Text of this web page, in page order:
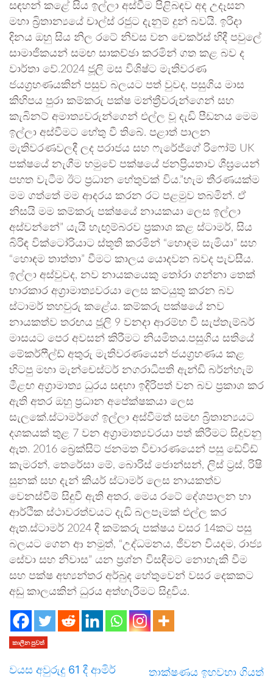
සඳහන් කළේ සිය ඉල්ලා අස්වීම පිළිබඳව අද උදෑසන
මහා බ්‍රිතාන්‍යයේ චාල්ස් රජුට දැනුම් දුන් බවයි. ඉරිදා
දිනය ඔහු සිය නිල රටේ නිවස වන චෙකර්ස් හිදී පවුලේ
සාමාජිකයන් සමඟ සාකච්ඡා කරමින් ගත කළ බව ද
වාර්තා වේ.2024 ජූලි මස විශිෂ්ට මැතිවරණ
ජයග්‍රහණයකින් පසුව බලයට පත් වුවද, පසුගිය මාස
කිහිපය පුරා කම්කරු පක්ෂ මන්ත්‍රීවරුන්ගෙන් සහ
කැබිනට් අමාත්‍යවරුන්ගෙන් එල්ල වූ දැඩි පීඩනය මෙම
ඉල්ලා අස්වීමට හේතු වී තිබේ. පළාත් පාලන
මැතිවරණවලදී ලද පරාජය සහ ෆැරේජ්ගේ රිෆෝම් UK
පක්ෂයේ නැගීම හමුවේ පක්ෂයේ ජනප්‍රියතාව ශීඝ්‍රයෙන්
පහත වැටීම ඊට ප්‍රධාන හේතුවක් විය.”හැම තීරණයක්ම
මම ගත්තේ මම ආදරය කරන රට පළමුව තබමින්. ඒ
නිසයි මම කම්කරු පක්ෂයේ නායකයා ලෙස ඉල්ලා
අස්වන්නේ” යැයි හැඟුම්බරව ප්‍රකාශ කළ ස්ටාමර්, සිය
බිරිඳ වික්ටෝරියාට ස්තූති කරමින් “හොඳම සැමියා” සහ
“හොඳම තාත්තා” වීමට කාලය යොදවන බවද පැවසීය.
ඉල්ලා අස්වුවද, නව නායකයෙකු තෝරා ගන්නා තෙක්
භාරකාර අග්‍රාමාත්‍යවරයා ලෙස කටයුතු කරන බව
ස්ටාමර් තහවුරු කළේය. කම්කරු පක්ෂයේ නව
නායකත්ව තරඟය ජූලි 9 වනදා ආරම්භ වී සැප්තැම්බර්
මාසයට පෙර අවසන් කිරීමට නියමිතය.පසුගිය සතියේ
මේකර්ෆීල්ඩ් අතුරු මැතිවරණයෙන් ජයග්‍රහණය කළ
හිටපු මහා මැන්චෙස්ටර් නගරාධිපති ඇන්ඩි බර්න්හැම්
මීළඟ අග්‍රාමාත්‍ය ධුරය සඳහා ඉදිරිපත් වන බව ප්‍රකාශ කර
ඇති අතර ඔහු ප්‍රධාන අපේක්ෂකයා ලෙස
සැලකේ.ස්ටාමර්ගේ ඉල්ලා අස්වීමත් සමඟ බ්‍රිතාන්‍යයට
දශකයක් තුළ 7 වන අග්‍රාමාත්‍යවරයා පත් කිරීමට සිදුවනු
ඇත. 2016 බ්‍රෙක්සිට් ජනමත විචාරණයෙන් පසු ඩේවිඩ්
කැමරන්, තෙරේසා මේ, බොරිස් ජොන්සන්, ලිස් ට්‍රස්, රිෂි
සුනක් සහ දැන් කියර් ස්ටාමර් ලෙස නායකත්ව
වෙනස්වීම් සිදුවී ඇති අතර, මෙය රටේ දේශපාලන හා
ආර්ථික ස්ථාවරත්වයට දැඩි බලපෑමක් එල්ල කර
ඇත.ස්ටාමර් 2024 දී කම්කරු පක්ෂය වසර 14කට පසු
බලයට ගෙන ආ නමුත්, “උද්ධමනය, ජීවන වියදම, රාජ්‍ය
සේවා සහ නිවාස” යන ප්‍රශ්න විසඳීමට නොහැකි වීම
සහ පක්ෂ අභ්‍යන්තර අර්බුද හේතුවෙන් වසර දෙකකට
අඩු කාලයකින් ධුරය අත්හැරීමට සිදුවිය.
කාලීන පුවත්
වයස අවුරුදු 61 දී ආමිර්
තාක්ෂණය ඉහවහා ගියත්